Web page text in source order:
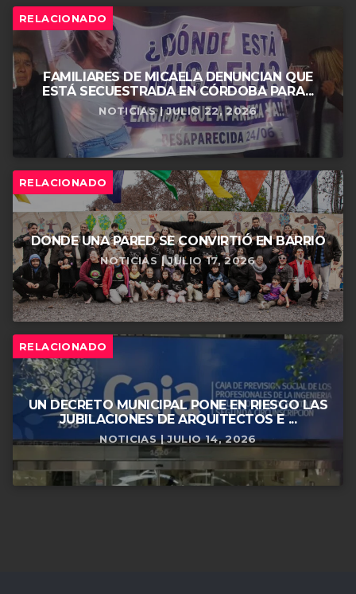
RELACIONADO
FAMILIARES DE MICAELA DENUNCIAN QUE
ESTÁ SECUESTRADA EN CÓRDOBA PARA...
NOTICIAS | JULIO 22, 2026
RELACIONADO
DONDE UNA PARED SE CONVIRTIÓ EN BARRIO
NOTICIAS | JULIO 17, 2026
RELACIONADO
UN DECRETO MUNICIPAL PONE EN RIESGO LAS
JUBILACIONES DE ARQUITECTOS E ...
NOTICIAS | JULIO 14, 2026